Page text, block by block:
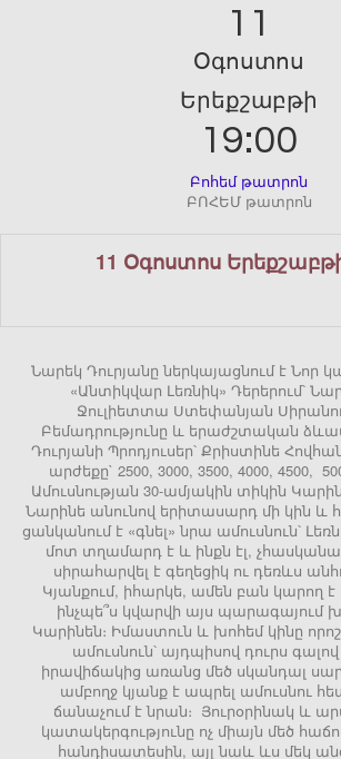
11
Օգոստոս
Երեքշաբթի
19:00
Բոհեմ թատրոն
ԲՈՀԵՄ թատրոն
11 Օգոստոս
Նարեկ Դուրյանը ներկայացնում է Նոր
«Անտիկվար Լեռնիկ» Դերերում՝
Ջուլիետտա Ստեփանյան
Բեմադրությունը և երաժշտական
Դուրյանի Պրոդյուսեր՝ Քրիստինե
արժեքը` 2500, 3000, 3500, 4000, 4500,
Ամուսնության 30-ամյակին տիկին
Նարինե անունով երիտասարդ մի կին և
ցանկանում է «գնել» նրա ամուսնուն՝
մոտ տղամարդ է և ինքն էլ,
սիրահարվել է գեղեցիկ ու դեռևս
Կյանքում, իհարկե, ամեն բան կարող
ինչպե՞ս կվարվի այս պարագայում
Կարինեն։ Իմաստուն և խոհեմ կինը
ամուսնուն՝ այդպիսով դուրս
իրավիճակից առանց մեծ սկանդալ
ամբողջ կյանք է ապրել ամուսնու
ճանաչում է նրան։ Յուրօրինակ և
կատակերգությունը ոչ միայն մեծ
հանդիսատեսին, այլ նաև ևս մեկ